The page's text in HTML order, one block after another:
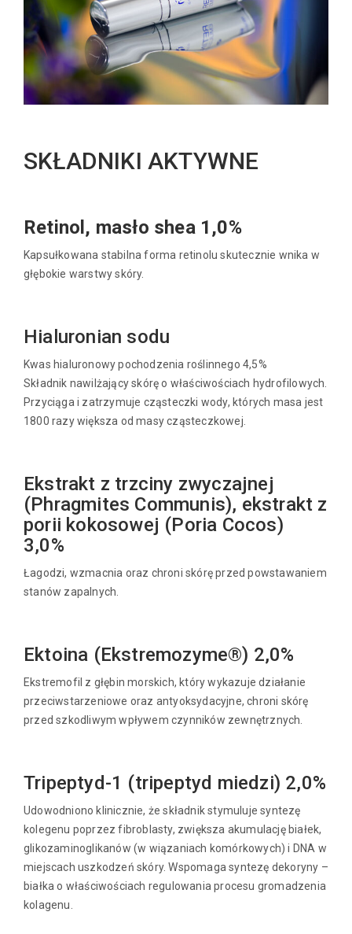
SKŁADNIKI AKTYWNE
Retinol, masło shea 1,0%
Kapsułkowana stabilna forma retinolu skutecznie wnika w
głębokie warstwy skóry.
Hialuronian sodu
Kwas hialuronowy pochodzenia roślinnego 4,5%
Składnik nawilżający skórę o właściwościach hydrofilowych.
Przyciąga i zatrzymuje cząsteczki wody, których masa jest
1800 razy większa od masy cząsteczkowej.
Ekstrakt z trzciny zwyczajnej
(Phragmites Communis), ekstrakt z
porii kokosowej (Poria Cocos)
3,0%
Łagodzi, wzmacnia oraz chroni skórę przed powstawaniem
stanów zapalnych.
Ektoina (Ekstremozyme®) 2,0%
Ekstremofil z głębin morskich, który wykazuje działanie
przeciwstarzeniowe oraz antyoksydacyjne, chroni skórę
przed szkodliwym wpływem czynników zewnętrznych.
Tripeptyd-1 (tripeptyd miedzi) 2,0%
Udowodniono klinicznie, że składnik stymuluje syntezę
kolegenu poprzez fibroblasty, zwiększa akumulację białek,
glikozaminoglikanów (w wiązaniach komórkowych) i DNA w
miejscach uszkodzeń skóry. Wspomaga syntezę dekoryny –
białka o właściwościach regulowania procesu gromadzenia
kolagenu.